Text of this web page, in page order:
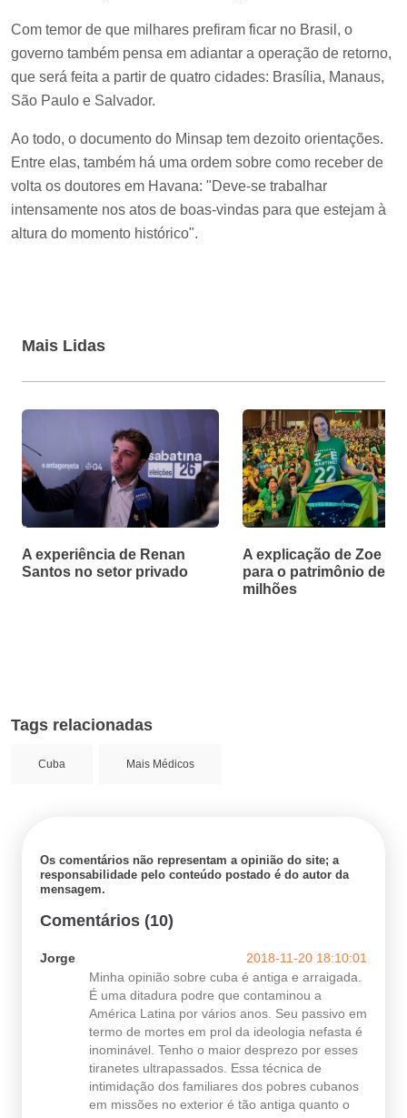
Com temor de que milhares prefiram ficar no Brasil, o
governo também pensa em adiantar a operação de retorno,
que será feita a partir de quatro cidades: Brasília, Manaus,
São Paulo e Salvador.
Ao todo, o documento do Minsap tem dezoito orientações.
Entre elas, também há uma ordem sobre como receber de
volta os doutores em Havana: "Deve-se trabalhar
intensamente nos atos de boas-vindas para que estejam à
altura do momento histórico".
Mais Lidas
A experiência de Renan
Santos no setor privado
A explicação de Zoe
para o patrimônio de
milhões
Tags relacionadas
Cuba Mais Médicos
Os comentários não representam a opinião do site; a
responsabilidade pelo conteúdo postado é do autor da
mensagem.
Comentários (10)
Jorge
2018-11-20 18:10:01
Minha opinião sobre cuba é antiga e arraigada.
É uma ditadura podre que contaminou a
América Latina por vários anos. Seu passivo em
termo de mortes em prol da ideologia nefasta é
inominável. Tenho o maior desprezo por esses
tiranetes ultrapassados. Essa técnica de
intimidação dos familiares dos pobres cubanos
em missões no exterior é tão antiga quanto o